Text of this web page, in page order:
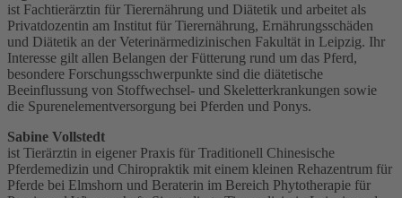
ist Fachtierärztin für Tierernährung und Diätetik und arbeitet als
Privatdozentin am Institut für Tierernährung, Ernährungsschäden
und Diätetik an der Veterinärmedizinischen Fakultät in Leipzig. Ihr
Interesse gilt allen Belangen der Fütterung rund um das Pferd,
besondere Forschungsschwerpunkte sind die diätetische
Beeinflussung von Stoffwechsel- und Skeletterkrankungen sowie
die Spurenelementversorgung bei Pferden und Ponys.
Sabine Vollstedt
ist Tierärztin in eigener Praxis für Traditionell Chinesische
Pferdemedizin und Chiropraktik mit einem kleinen Rehazentrum für
Pferde bei Elmshorn und Beraterin im Bereich Phytotherapie für